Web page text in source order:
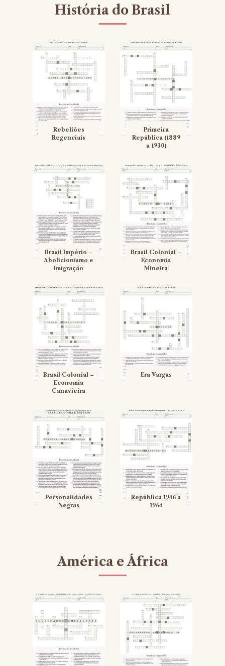
História do Brasil
Rebeliões
Regenciais
Primeira
República (1889
a 1930)
Brasil Império –
Abolicionismo e
Imigração
Brasil Colonial –
Economia
Mineira
Brasil Colonial –
Economia
Canavieira
Era Vargas
Personalidades
Negras
República 1946 a
1964
América e África